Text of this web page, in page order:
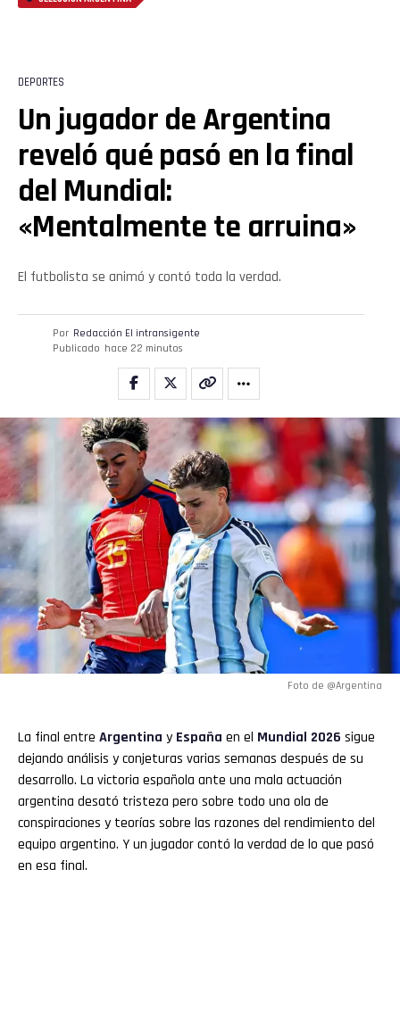
DEPORTES
Un jugador de Argentina
reveló qué pasó en la final
del Mundial:
«Mentalmente te arruina»
El futbolista se animó y contó toda la verdad.
Por Redacción El intransigente
Publicado hace 22 minutos
Foto de @Argentina
La final entre Argentina y España en el Mundial 2026 sigue
dejando análisis y conjeturas varias semanas después de su
desarrollo. La victoria española ante una mala actuación
argentina desató tristeza pero sobre todo una ola de
conspiraciones y teorías sobre las razones del rendimiento del
equipo argentino. Y un jugador contó la verdad de lo que pasó
en esa final.